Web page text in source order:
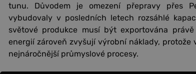
tunu. Důvodem je omezení přepravy přes
vybudovaly v posledních letech rozsáhlé
světové produkce musí být exportována
energií zároveň zvyšují výrobní náklady,
nejnáročnější průmyslové procesy.